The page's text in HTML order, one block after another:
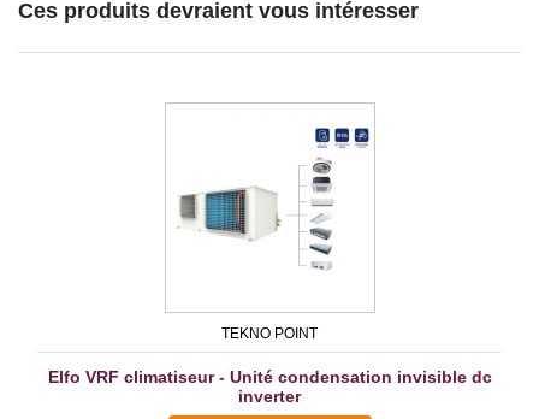
Ces produits devraient vous intéresser
TEKNO POINT
Elfo VRF climatiseur - Unité condensation invisible dc
inverter